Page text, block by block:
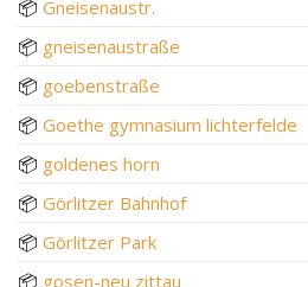
📦 Gneisenaustr.
📦 gneisenaustraße
📦 goebenstraße
📦 Goethe gymnasium lichterfelde
📦 goldenes horn
📦 Görlitzer Bahnhof
📦 Görlitzer Park
📦 gosen-neu zittau